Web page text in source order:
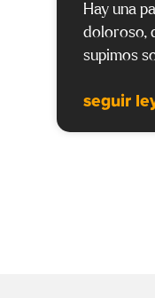
Hay una
doloroso,
supimos
seguir